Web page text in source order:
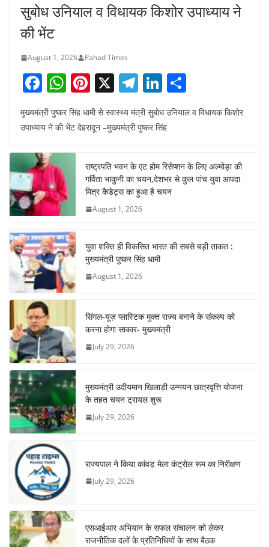
सुबोध उनियाल व विधायक किशोर उपाध्याय ने
की भेंट
August 1, 2026 Pahad Times
F
a
c
b
o
o
k
W
h
at
A
p
p
Pi
nt
er
e
st
X T
el
e
gr
a
m
Li
n
k
dI
n
ar
मुख्यमंत्री पुष्कर सिंह धामी से स्वास्थ्य मंत्री सुबोध उनियाल व विधायक किशोर
उपाध्याय ने की भेंट देहरादून –मुख्यमंत्री पुष्कर सिंह
राष्ट्रपति भवन के एट होम रिसेप्शन के लिए अल्मोड़ा की
गर्विता भाकुनी का चयन,देशभर से कुल पांच युवा आपदा
मित्र कैडेट्स का हुआ है चयन
August 1, 2026
युवा शक्ति ही विकसित भारत की सबसे बड़ी ताकत :
मुख्यमंत्री पुष्कर सिंह धामी
August 1, 2026
सिंगल-यूज़ प्लास्टिक मुक्त राज्य बनाने के संकल्प को
करना होगा साकार- मुख्यमंत्री
July 29, 2026
मुख्यमंत्री उदीयमान खिलाड़ी उन्नयन छात्रवृत्ति योजना
के तहत चयन ट्रायल शुरू
July 29, 2026
राज्यपाल ने किया कांवड़ मेला कंट्रोल रूम का निरीक्षण
July 29, 2026
एसआईआर अभियान के सफल संचालन को लेकर
राजनीतिक दलों के प्रतिनिधियों के साथ बैठक